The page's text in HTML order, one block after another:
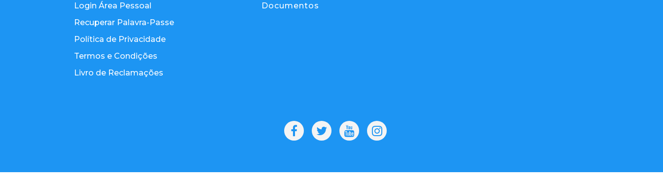
Login Área Pessoal
Recuperar Palavra-Passe
Política de Privacidade
Termos e Condições
Livro de Reclamações
Documentos